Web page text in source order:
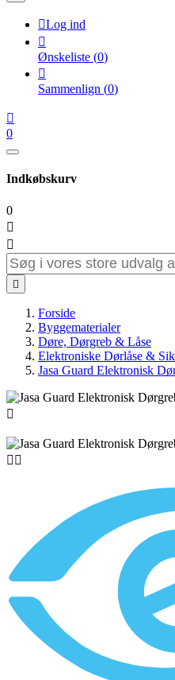
Log ind

Ønskeliste (0)

Sammenlign (0)

0
Indkøbskurv
0



Forside
Byggematerialer
Døre, Dørgreb & Låse
Elektroniske Dørlåse &
Jasa Guard Elektronisk

 